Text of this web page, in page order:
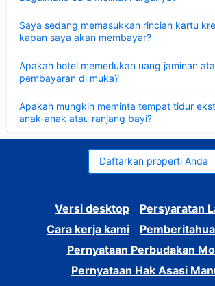
Saya sedang memasukkan rincian kartu
kapan saya akan membayar?
Apakah hotel memerlukan uang jaminan
pembayaran di muka?
Apakah mungkin meminta tempat tidur
anak-anak atau ranjang bayi?
Daftarkan properti Anda
Versi desktop
Persyaratan
Cara kerja kami
Pernyataan Perbudakan
Pernyataan Hak Asasi